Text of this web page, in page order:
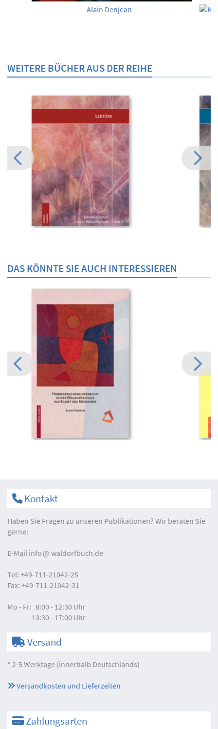
Alain Denjean
WEITERE BÜCHER AUS DER REIHE
DAS KÖNNTE SIE AUCH INTERESSIEREN
Kontakt
Haben Sie Fragen zu unseren Publikationen? Wir beraten Sie
gerne:
E-Mail info waldorfbuch.de
Tel: +49-711-21042-25
Fax: +49-711-21042-31
Mo - Fr: 8:00 - 12:30 Uhr
13:30 - 17:00 Uhr
Versand
* 2-5 Werktage (innerhalb Deutschlands)
Versandkosten und Lieferzeiten
Zahlungsarten